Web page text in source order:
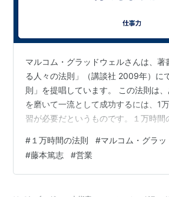
マルコム・グラッドウェルさんは、著
る人々の法則」（講談社 2009年）に
則」を提唱しています。 この法則は
を磨いて一流として成功するには、1
習が必要だというものです。１万時間
習に費やしたことなどが挙げられてい
んは、「御社営業部の『病気』治しま
アシリーズ 2016年）の中で次のよう
# １万時間の法則 #マルコム・グラ
#藤本篤志 #営業